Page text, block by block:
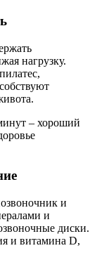
нагрузку.
– хороший
и
и
диски.
и витамина D,